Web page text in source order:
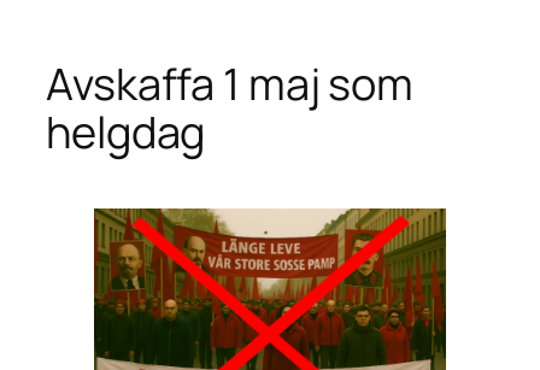
Avskaffa 1 maj som
helgdag